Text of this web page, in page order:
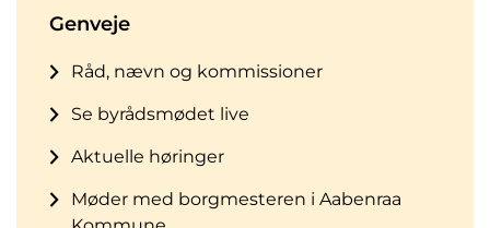
Genveje
Råd, nævn og kommissioner
Se byrådsmødet live
Aktuelle høringer
Møder med borgmesteren i Aabenraa